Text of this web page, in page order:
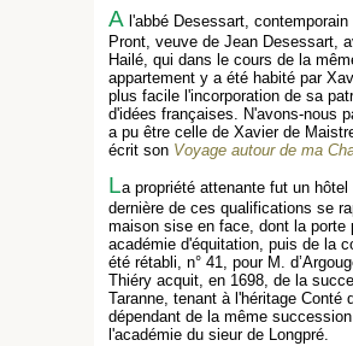
Al'abbé Desessart, contemporain
Pront, veuve de Jean Desessart,
Hailé, qui dans le cours de la
appartement y a été habité par
plus facile l'incorporation de sa
d'idées françaises. N'avons-nous
a pu être celle de Xavier de
écrit son Voyage autour de ma
La propriété attenante fut un
dernière de ces qualifications se
maison sise en face, dont la porte
académie d'équitation, puis de la
été rétabli, n° 41, pour M.
Thiéry acquit, en 1698, de la
Taranne, tenant à l'héritage Conté
dépendant de la même
l'académie du sieur de Longpré.